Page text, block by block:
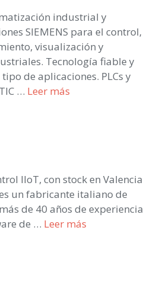
industrial y
SIEMENS para el control,
visualización y
Tecnología fiable y
de aplicaciones. PLCs y
… Leer más
IIoT, con stock en Valencia
un fabricante italiano de
de 40 años de experiencia
de … Leer más